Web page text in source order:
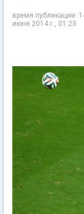
время публикации:
июня 2014 г., 01:23